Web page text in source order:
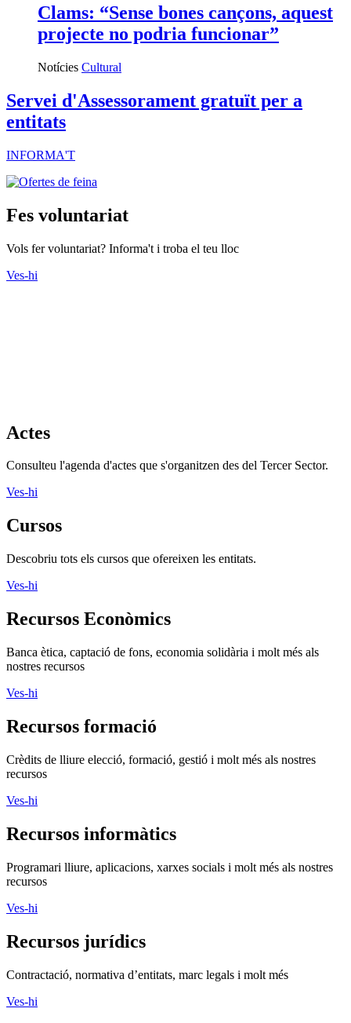
Clams: “Sense bones cançons, aquest
projecte no podria funcionar”
Notícies Cultural
Servei d'Assessorament gratuït per a
entitats
INFORMA'T
Fes voluntariat
Vols fer voluntariat? Informa't i troba el teu lloc
Ves-hi
Actes
Consulteu l'agenda d'actes que s'organitzen des del Tercer Sector.
Ves-hi
Cursos
Descobriu tots els cursos que ofereixen les entitats.
Ves-hi
Recursos Econòmics
Banca ètica, captació de fons, economia solidària i molt més als
nostres recursos
Ves-hi
Recursos formació
Crèdits de lliure elecció, formació, gestió i molt més als nostres
recursos
Ves-hi
Recursos informàtics
Programari lliure, aplicacions, xarxes socials i molt més als nostres
recursos
Ves-hi
Recursos jurídics
Contractació, normativa d’entitats, marc legals i molt més
Ves-hi